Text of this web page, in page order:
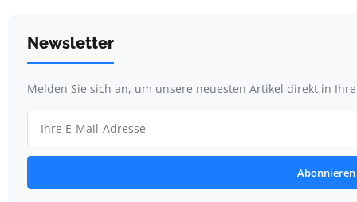
Newsletter
Melden Sie sich an, um unsere neuesten Artikel direkt in
Abonnieren